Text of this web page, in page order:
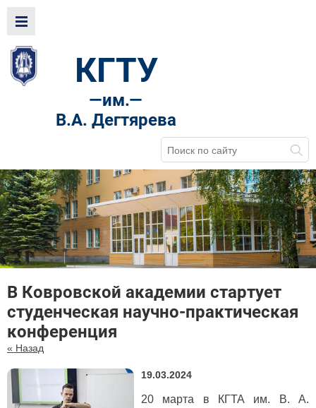
КГТУ
—им.—
В.А. Дегтярева
В Ковровской академии стартует
студенческая научно-практическая
конференция
« Назад
19.03.2024
20 марта в КГТА им. В. А.